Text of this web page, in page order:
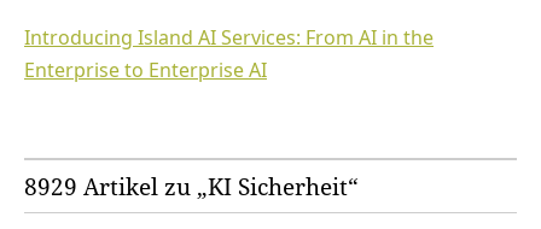
Introducing Island AI Services: From AI in the
Enterprise to Enterprise AI
8929 Artikel zu „KI Sicherheit“